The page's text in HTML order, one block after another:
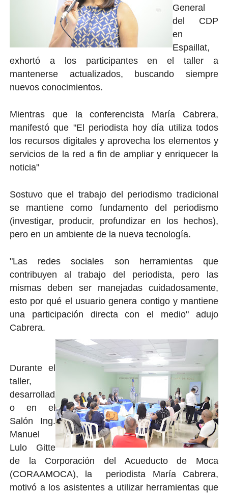
General
del CDP
en
Espaillat,
exhortó a los participantes en el taller a
mantenerse actualizados, buscando siempre
nuevos conocimientos.
Mientras que la conferencista María Cabrera,
manifestó que "El periodista hoy día utiliza todos
los recursos digitales y aprovecha los elementos y
servicios de la red a fin de ampliar y enriquecer la
noticia"
Sostuvo que el trabajo del periodismo tradicional
se mantiene como fundamento del periodismo
(investigar, producir, profundizar en los hechos),
pero en un ambiente de la nueva tecnología.
"Las redes sociales son herramientas que
contribuyen al trabajo del periodista, pero las
mismas deben ser manejadas cuidadosamente,
esto por qué el usuario genera contigo y mantiene
una participación directa con el medio" adujo
Cabrera.
Durante el
taller,
desarrollad
o en el
Salón Ing.
Manuel
Lulo Gitte
de la Corporación del Acueducto de Moca
(CORAAMOCA), la periodista María Cabrera,
motivó a los asistentes a utilizar herramientas que